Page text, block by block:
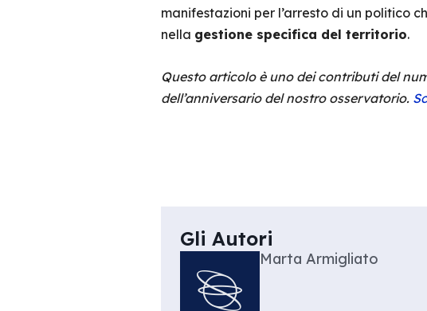
manifestazioni per l’arresto di un politico
nella gestione specifica del territorio.
Questo articolo è uno dei contributi del
dell’anniversario del nostro osservatorio.
Gli Autori
Marta Armigliato